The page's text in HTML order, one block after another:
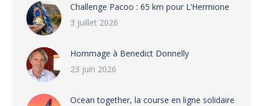
Challenge Pacoo : 65 km pour L’Hermione
3 juillet 2026
Hommage à Benedict Donnelly
23 juin 2026
Ocean together, la course en ligne solidaire